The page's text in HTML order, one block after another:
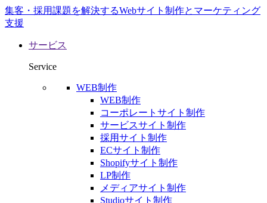
集客・採用課題を解決するWebサイト制作とマーケティング
支援
サービス
Service
WEB制作
WEB制作
コーポレートサイト制作
サービスサイト制作
採用サイト制作
ECサイト制作
Shopifyサイト制作
LP制作
メディアサイト制作
Studioサイト制作